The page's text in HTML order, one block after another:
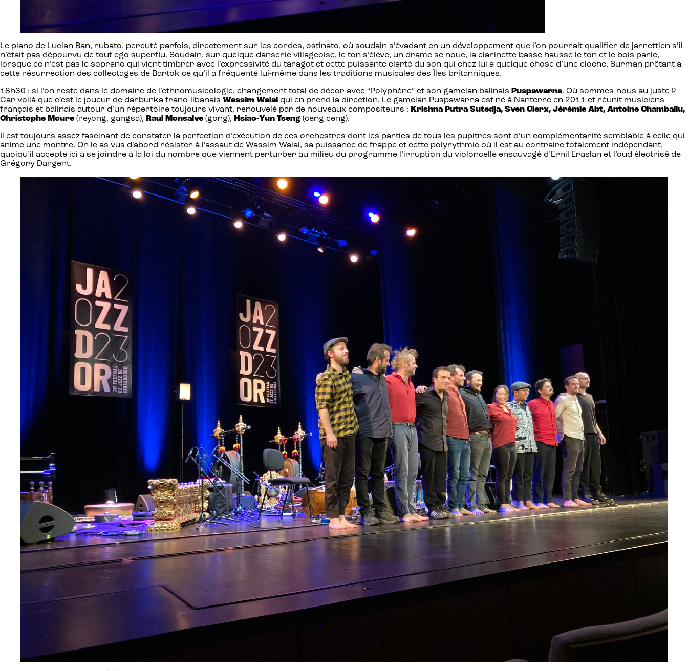
Le piano de Lucian Ban, rubato, percuté parfois, directement sur les cordes, ostinato, où soudain s’évadant en un développement que l’on pourrait qualifier de jarrettien s’il
n’était pas dépourvu de tout ego superflu. Soudain, sur quelque danserie villageoise, le ton s’élève, un drame se noue, la clarinette basse hausse le ton et le bois parle,
lorsque ce n’est pas le soprano qui vient timbrer avec l’expressivité du taragot et cette puissante clarté du son qui chez lui a quelque chose d’une cloche, Surman prêtant à
cette résurrection des collectages de Bartok ce qu’il a fréquenté lui-même dans les traditions musicales des Îles britanniques.
18h30 : si l’on reste dans le domaine de l’ethnomusicologie, changement total de décor avec “Polyphène” et son gamelan balinais Puspawarna. Où sommes-nous au juste ?
Car voilà que c’est le joueur de darburka frano-libanais Wassim Walal qui en prend la direction. Le gamelan Puspawarna est né à Nanterre en 2011 et réunit musiciens
français et balinais autour d’un répertoire toujours vivant, renouvelé par de nouveaux compositeurs : Krishna Putra Sutedja, Sven Clerx, Jérémie Abt, Antoine Chamballu,
Christophe Moure (reyong, gangsa), Raul Monsalve (gong), Hsiao-Yun Tseng (ceng ceng).
Il est toujours assez fascinant de constater la perfection d’exécution de ces orchestres dont les parties de tous les pupitres sont d’un complémentarité semblable à celle qui
anime une montre. On le as vus d’abord résister à l’assaut de Wassim Walal, sa puissance de frappe et cette polyrythmie où il est au contraire totalement indépendant,
quoiqu’il accepte ici à se joindre à la loi du nombre que viennent perturber au milieu du programme l’irruption du violoncelle ensauvagé d’Ernil Eraslan et l’oud électrisé de
Grégory Dargent.